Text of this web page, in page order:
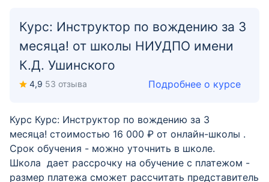
Курс: Инструктор по вождению за 3
месяца! от школы НИУДПО имени
К.Д. Ушинского
4,9 53 отзыва Подробнее о курсе
Курс Курс: Инструктор по вождению за 3
месяца! стоимостью 16 000 ₽ от онлайн-школы .
Срок обучения - можно уточнить в школе.
Школа дает рассрочку на обучение с платежом -
размер платежа сможет рассчитать представитель